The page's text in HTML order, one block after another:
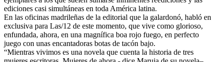
ediciones casi simultáneas en toda América latina.
En las oficinas madrileñas de la editorial que la galardonó, habló en
exclusiva para Las/12 de este momento, que vive como glorioso,
enfundada, ahora, en una magnífica boa rojo fuego, en perfecto
juego con unas encantadoras botas de tacón bajo.
“Mientras vivimos es una novela que cuenta la historia de tres